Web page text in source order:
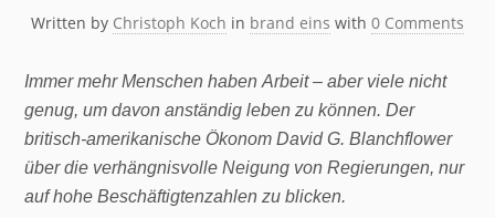
Written by Christoph Koch in brand eins with 0 Comments
Immer mehr Menschen haben Arbeit – aber viele nicht
genug, um davon anständig leben zu können. Der
britisch-amerikanische Ökonom David G. Blanchflower
über die verhängnisvolle Neigung von Regierungen, nur
auf hohe Beschäftigtenzahlen zu blicken.